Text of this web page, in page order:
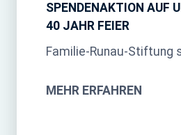
SPENDENAKTION AUF
40 JAHR FEIER
Familie-Runau-Stiftung
MEHR ERFAHREN